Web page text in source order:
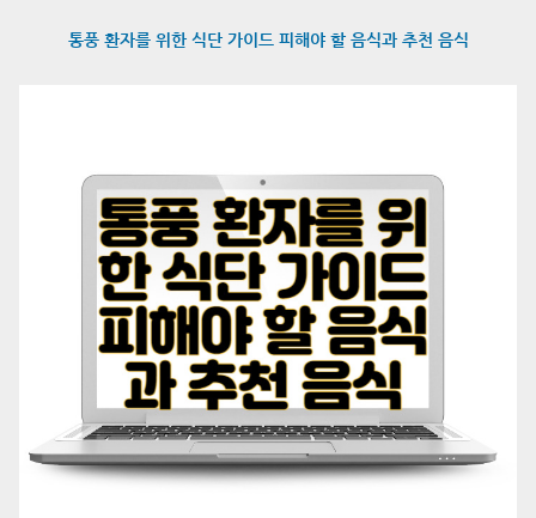
통풍 환자를 위한 식단 가이드 피해야 할 음식과 추천 음식